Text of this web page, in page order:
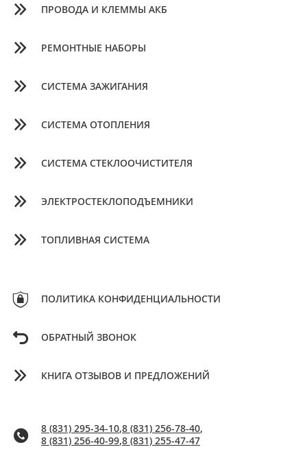
ПРОВОДА И КЛЕММЫ АКБ
РЕМОНТНЫЕ НАБОРЫ
СИСТЕМА ЗАЖИГАНИЯ
СИСТЕМА ОТОПЛЕНИЯ
СИСТЕМА СТЕКЛООЧИСТИТЕЛЯ
ЭЛЕКТРОСТЕКЛОПОДЪЕМНИКИ
ТОПЛИВНАЯ СИСТЕМА
ПОЛИТИКА КОНФИДЕНЦИАЛЬНОСТИ
ОБРАТНЫЙ ЗВОНОК
КНИГА ОТЗЫВОВ И ПРЕДЛОЖЕНИЙ
8 (831) 295-34-10,8 (831) 256-78-40,
8 (831) 256-40-99,8 (831) 255-47-47